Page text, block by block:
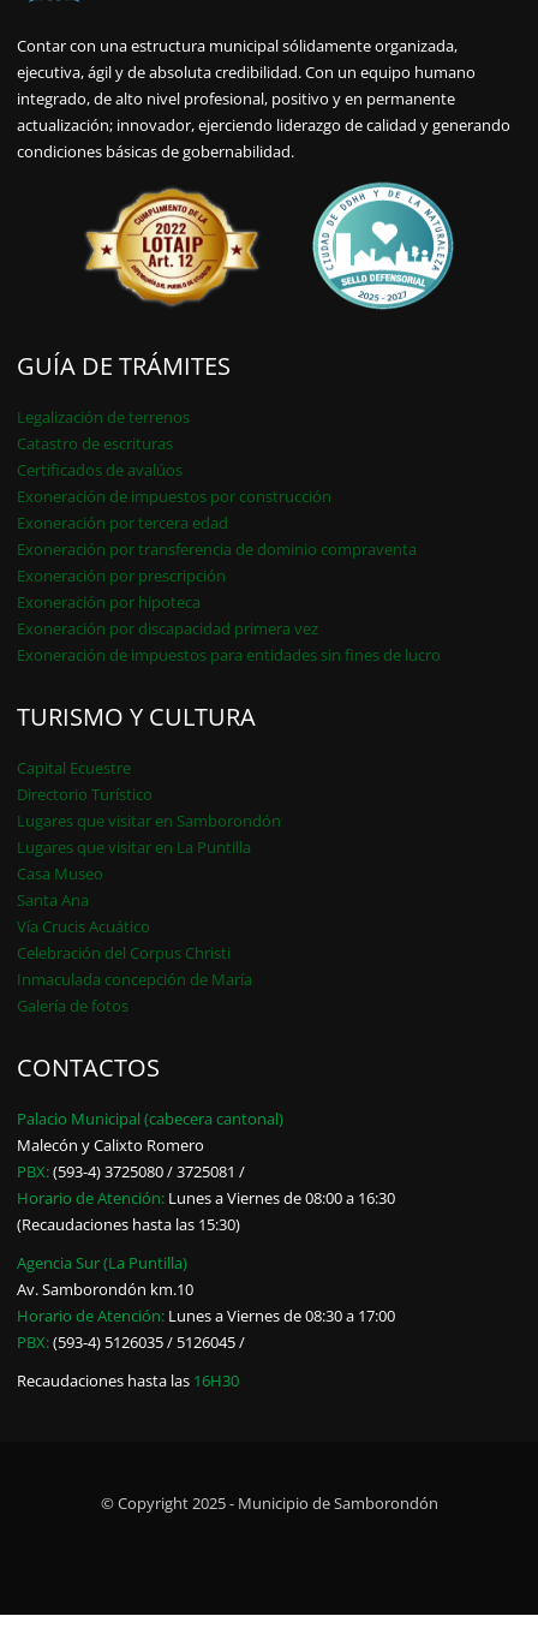
Contar con una estructura municipal sólidamente organizada,
ejecutiva, ágil y de absoluta credibilidad. Con un equipo humano
integrado, de alto nivel profesional, positivo y en permanente
actualización; innovador, ejerciendo liderazgo de calidad y generando
condiciones básicas de gobernabilidad.
GUÍA DE TRÁMITES
Legalización de terrenos
Catastro de escrituras
Certificados de avalúos
Exoneración de impuestos por construcción
Exoneración por tercera edad
Exoneración por transferencia de dominio compraventa
Exoneración por prescripción
Exoneración por hipoteca
Exoneración por discapacidad primera vez
Exoneración de impuestos para entidades sin fines de lucro
TURISMO Y CULTURA
Capital Ecuestre
Directorio Turístico
Lugares que visitar en Samborondón
Lugares que visitar en La Puntilla
Casa Museo
Santa Ana
Vía Crucis Acuático
Celebración del Corpus Christi
Inmaculada concepción de María
Galería de fotos
CONTACTOS
Palacio Municipal (cabecera cantonal)
Malecón y Calixto Romero
PBX:(593-4) 3725080 / 3725081 /
Horario de Atención: Lunes a Viernes de 08:00 a 16:30
(Recaudaciones hasta las 15:30)
Agencia Sur (La Puntilla)
Av. Samborondón km.10
Horario de Atención: Lunes a Viernes de 08:30 a 17:00
PBX:(593-4) 5126035 / 5126045 /
Recaudaciones hasta las 16H30
© Copyright 2025 - Municipio de Samborondón